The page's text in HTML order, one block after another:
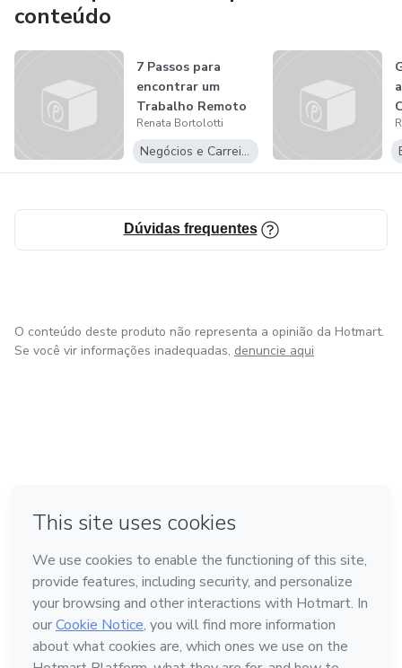
conteúdo
7 Passos para
encontrar um
Trabalho Remoto
Renata Bortolotti
Negócios e Carreira
Dúvidas frequentes
O conteúdo deste produto não representa a opinião da Hotmart.
Se você vir informações inadequadas, denuncie aqui
Feito com ❤ em Madrid
Conheça a Hotmart